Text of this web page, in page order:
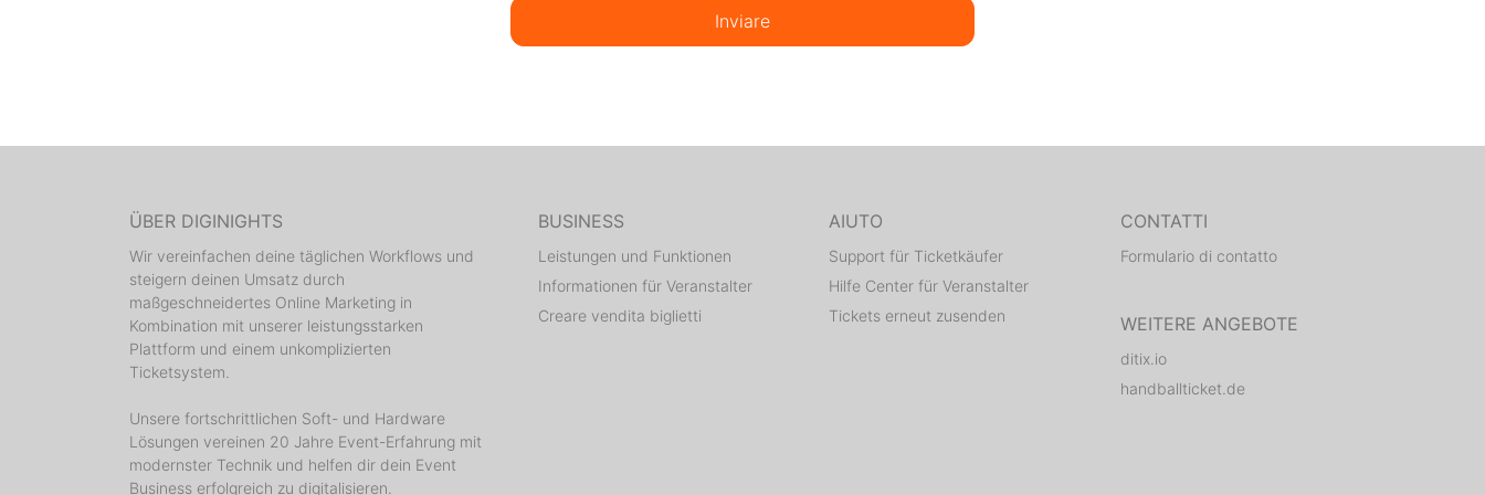
Inviare
ÜBER DIGINIGHTS
Wir vereinfachen deine täglichen Workflows und
steigern deinen Umsatz durch
maßgeschneidertes Online Marketing in
Kombination mit unserer leistungsstarken
Plattform und einem unkomplizierten
Ticketsystem.
Unsere fortschrittlichen Soft- und Hardware
Lösungen vereinen 20 Jahre Event-Erfahrung mit
modernster Technik und helfen dir dein Event
Business erfolgreich zu digitalisieren.
BUSINESS
Leistungen und Funktionen
Informationen für Veranstalter
Creare vendita biglietti
AIUTO
Support für Ticketkäufer
Hilfe Center für Veranstalter
Tickets erneut zusenden
CONTATTI
Formulario di contatto
WEITERE ANGEBOTE
ditix.io
handballticket.de